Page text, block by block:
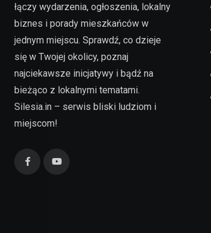
łączy wydarzenia, ogłoszenia, lokalny
biznes i porady mieszkańców w
jednym miejscu. Sprawdź, co dzieje
się w Twojej okolicy, poznaj
najciekawsze inicjatywy i bądź na
bieżąco z lokalnymi tematami.
Silesia.in – serwis bliski ludziom i
miejscom!